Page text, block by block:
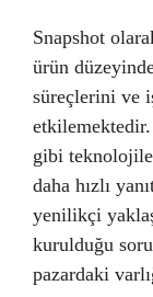
Snapshot
ürün
süreçlerini ve
gibi
daha hızlı
yenilikçi
kurulduğu
pazardaki